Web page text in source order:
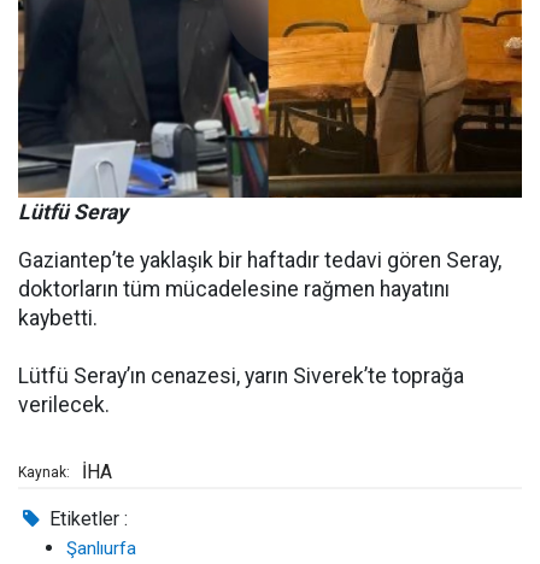
Lütfü Seray
Gaziantep’te yaklaşık bir haftadır tedavi gören Seray,
doktorların tüm mücadelesine rağmen hayatını
kaybetti.
Lütfü Seray’ın cenazesi, yarın Siverek’te toprağa
verilecek.
Kaynak: İHA
Etiketler :
Şanlıurfa